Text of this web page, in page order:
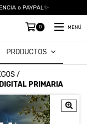
o PAYPAL✨
0 MENÚ
PRODUCTOS
/
PRIMARIA